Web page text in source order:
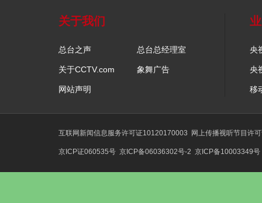
关于我们
总台之声 总台总经理室
关于CCTV.com 象舞广告
网站声明
央
央
移
互联网新闻信息服务许可证10120170003 网上传播视听节目许
京ICP证060535号 京ICP备06036302号-2 京ICP备10003349号